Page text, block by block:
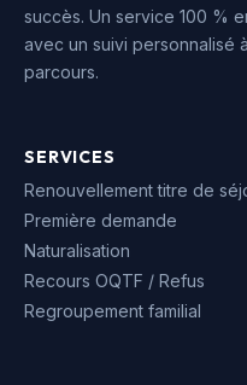
succès. Un service 100 %
avec un suivi personnalisé
parcours.
SERVICES
Renouvellement titre de
Première demande
Naturalisation
Recours OQTF / Refus
Regroupement familial